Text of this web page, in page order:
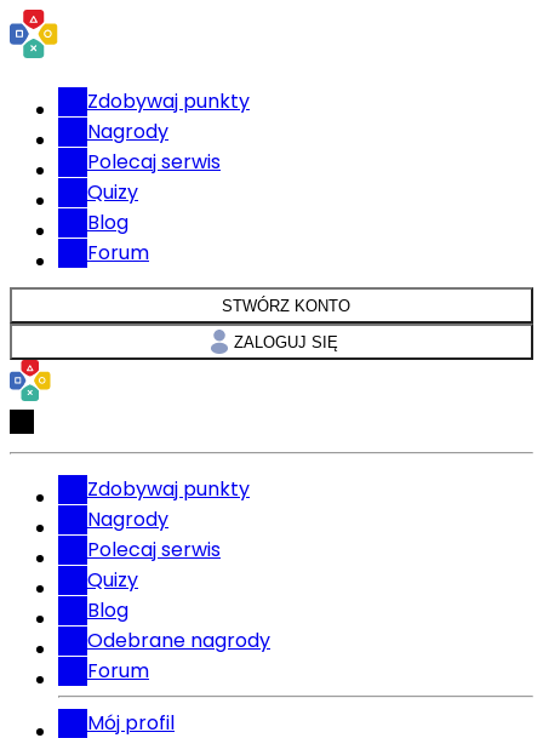
Zdobywaj punkty
Nagrody
Polecaj serwis
Quizy
Blog
Forum
STWÓRZ KONTO
ZALOGUJ SIĘ
Zdobywaj punkty
Nagrody
Polecaj serwis
Quizy
Blog
Odebrane nagrody
Forum
Mój profil